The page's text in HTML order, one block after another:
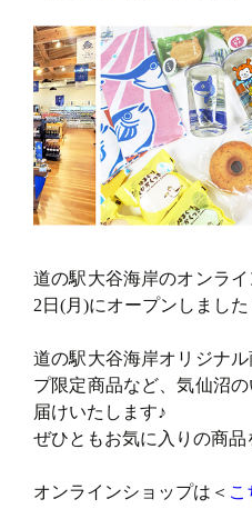
気仙沼クルーシッ
クルーシップ事
道の駅大谷海岸のオンラ
2日(月)にオープンしました
道の駅大谷海岸オリジナ
プ限定商品など、気仙沼
届けいたします♪
ぜひともお気に入りの商品
オンラインショップは＜ こ